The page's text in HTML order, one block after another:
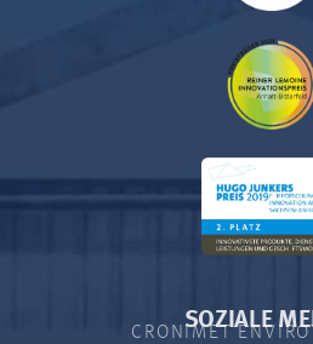
SOZIALE
CRONIMET